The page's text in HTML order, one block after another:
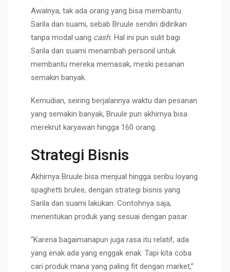
Awalnya, tak ada orang yang bisa membantu
Sarila dan suami, sebab Bruule sendiri didirikan
tanpa modal uang cash. Hal ini pun sulit bagi
Sarila dan suami menambah personil untuk
membantu mereka memasak, meski pesanan
semakin banyak.
Kemudian, seiring berjalannya waktu dan pesanan
yang semakin banyak, Bruule pun akhirnya bisa
merekrut karyawan hingga 160 orang.
Strategi Bisnis
Akhirnya Bruule bisa menjual hingga seribu loyang
spaghetti brulee, dengan strategi bisnis yang
Sarila dan suami lakukan. Contohnya saja,
menentukan produk yang sesuai dengan pasar.
“Karena bagaimanapun juga rasa itu relatif, ada
yang enak ada yang enggak enak. Tapi kita coba
cari produk mana yang paling fit dengan market,”